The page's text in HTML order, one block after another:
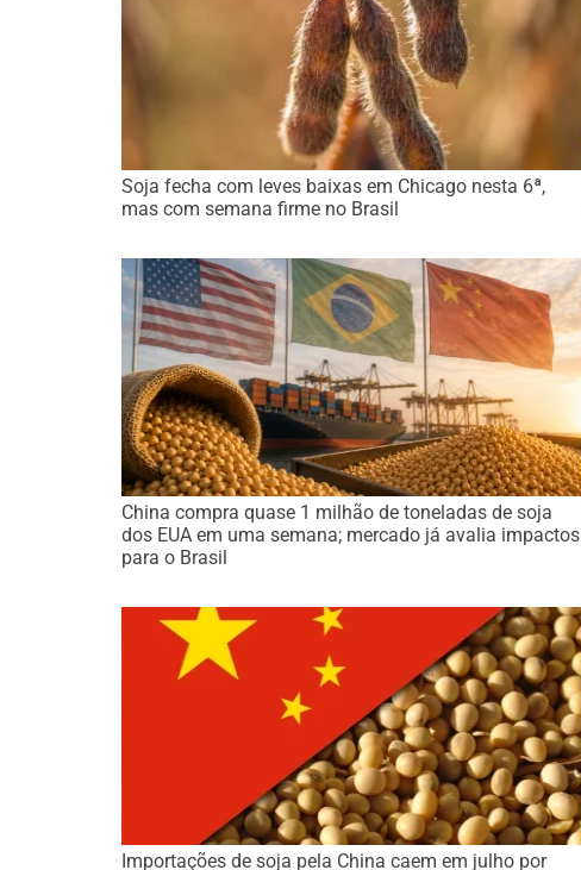
Soja fecha com leves baixas em Chicago nesta 6ª,
mas com semana firme no Brasil
China compra quase 1 milhão de toneladas de soja
dos EUA em uma semana; mercado já avalia impactos
para o Brasil
Importações de soja pela China caem em julho por